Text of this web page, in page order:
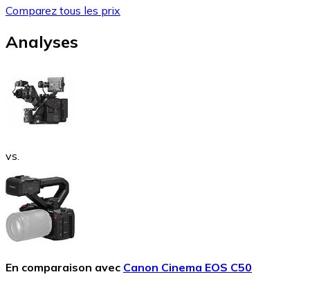
Comparez tous les prix
Analyses
vs.
En comparaison avec Canon Cinema EOS C50